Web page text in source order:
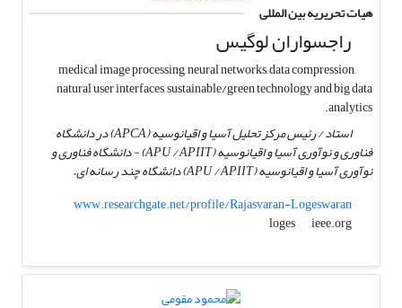
هیات تحریریه بین المللی
راجسواران لوگیس
medical image processing, neural networks, data compression,
natural user interfaces, sustainable/green technology and big data
analytics.
استاد / رئیس مرکز تحلیل آسیا و اقیانوسیه (APCA) در دانشگاه
فناوری و نوآوری آسیا و اقیانوسیه (APU / APIIT) - دانشگاه فناوری و
نوآوری آسیا و اقیانوسیه (APU / APIIT) دانشگاه چند رسانه ای.
www.researchgate.net/profile/Rajasvaran-Logeswaran
loges
ieee.org